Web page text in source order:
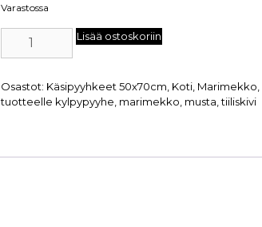
Varastossa
Lisää ostoskoriin
Osastot: Käsipyyhkeet 50x70cm, Koti, Marimekko,
tuotteelle kylpypyyhe, marimekko, musta,tiiliskivi